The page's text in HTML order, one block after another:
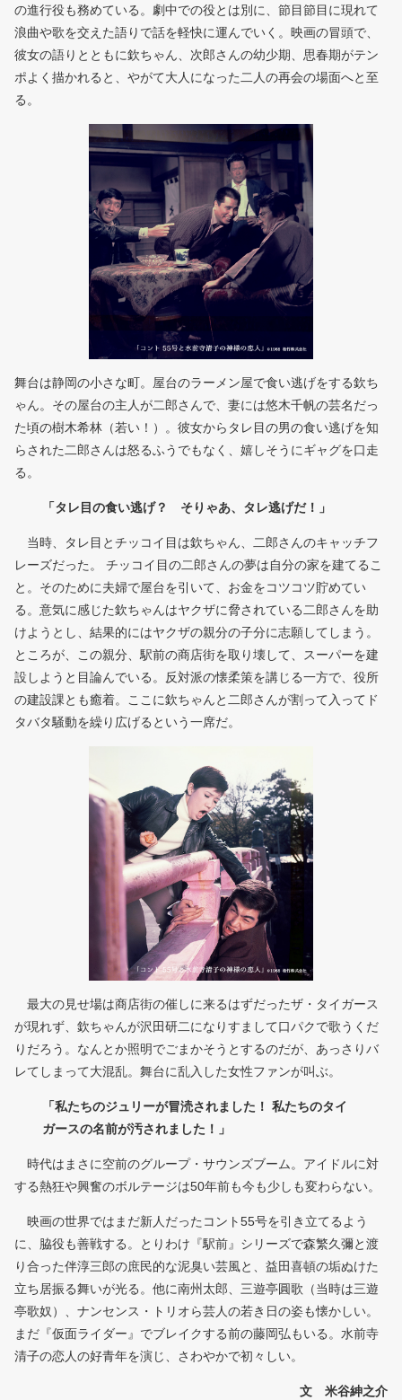
の進行役も務めている。劇中での役とは別に、節目節目に現れて
浪曲や歌を交えた語りで話を軽快に運んでいく。映画の冒頭で、
彼女の語りとともに欽ちゃん、次郎さんの幼少期、思春期がテン
ポよく描かれると、やがて大人になった二人の再会の場面へと至
る。
舞台は静岡の小さな町。屋台のラーメン屋で食い逃げをする欽ち
ゃん。その屋台の主人が二郎さんで、妻には悠木千帆の芸名だっ
た頃の樹木希林（若い！）。彼女からタレ目の男の食い逃げを知
らされた二郎さんは怒るふうでもなく、嬉しそうにギャグを口走
る。
「タレ目の食い逃げ？ そりゃあ、タレ逃げだ！」
当時、タレ目とチッコイ目は欽ちゃん、二郎さんのキャッチフ
レーズだった。 チッコイ目の二郎さんの夢は自分の家を建てるこ
と。そのために夫婦で屋台を引いて、お金をコツコツ貯めてい
る。意気に感じた欽ちゃんはヤクザに脅されている二郎さんを助
けようとし、結果的にはヤクザの親分の子分に志願してしまう。
ところが、この親分、駅前の商店街を取り壊して、スーパーを建
設しようと目論んでいる。反対派の懐柔策を講じる一方で、役所
の建設課とも癒着。ここに欽ちゃんと二郎さんが割って入ってド
タバタ騒動を繰り広げるという一席だ。
最大の見せ場は商店街の催しに来るはずだったザ・タイガース
が現れず、欽ちゃんが沢田研二になりすまして口パクで歌うくだ
りだろう。なんとか照明でごまかそうとするのだが、あっさりバ
レてしまって大混乱。舞台に乱入した女性ファンが叫ぶ。
「私たちのジュリーが冒涜されました！ 私たちのタイ
ガースの名前が汚されました！」
時代はまさに空前のグループ・サウンズブーム。アイドルに対
する熱狂や興奮のボルテージは50年前も今も少しも変わらない。
映画の世界ではまだ新人だったコント55号を引き立てるよう
に、脇役も善戦する。とりわけ『駅前』シリーズで森繁久彌と渡
り合った伴淳三郎の庶民的な泥臭い芸風と、益田喜頓の垢ぬけた
立ち居振る舞いが光る。他に南州太郎、三遊亭圓歌（当時は三遊
亭歌奴）、ナンセンス・トリオら芸人の若き日の姿も懐かしい。
まだ『仮面ライダー』でブレイクする前の藤岡弘もいる。水前寺
清子の恋人の好青年を演じ、さわやかで初々しい。
文 米谷紳之介